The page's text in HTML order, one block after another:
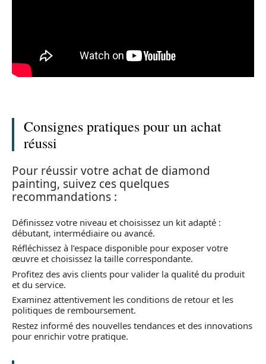
Consignes pratiques pour un achat
réussi
Pour réussir votre achat de diamond
painting, suivez ces quelques
recommandations :
Définissez votre niveau et choisissez un kit adapté :
débutant, intermédiaire ou avancé.
Réfléchissez à l’espace disponible pour exposer votre
œuvre et choisissez la taille correspondante.
Profitez des avis clients pour valider la qualité du produit
et du service.
Examinez attentivement les conditions de retour et les
politiques de remboursement.
Restez informé des nouvelles tendances et des innovations
pour enrichir votre pratique.